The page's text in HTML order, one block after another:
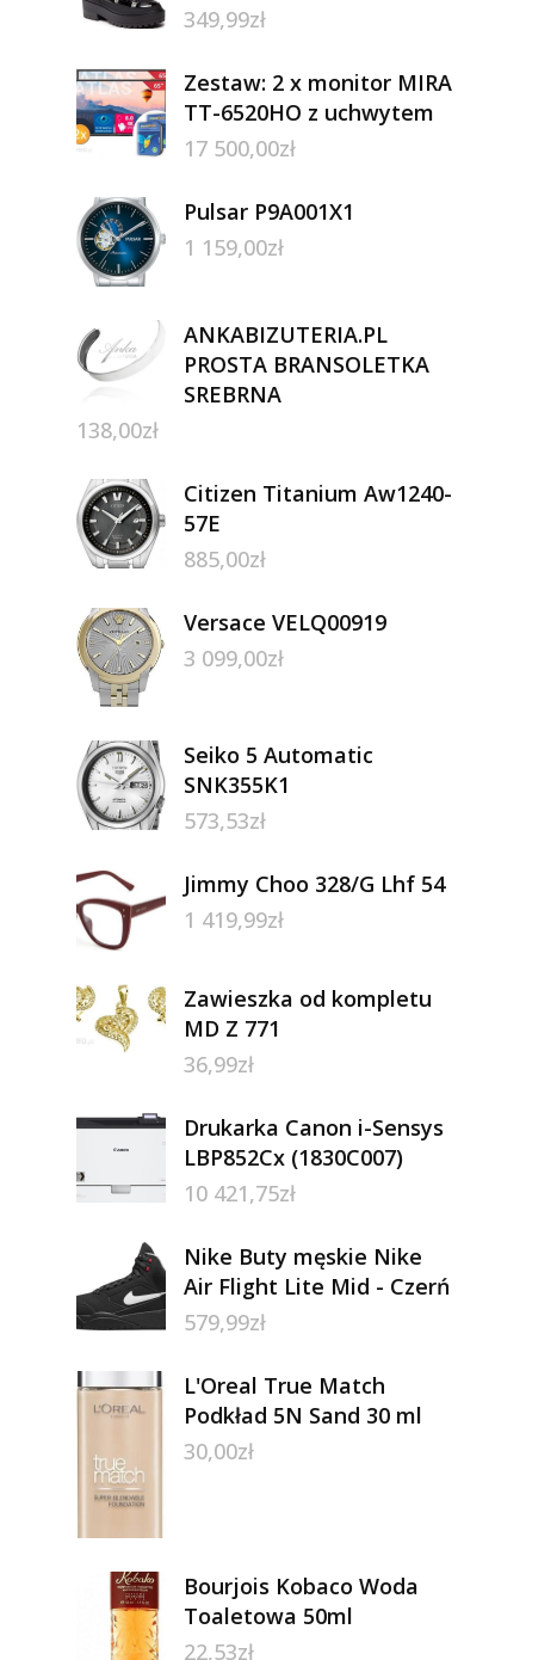
349,99zł
Zestaw: 2 x monitor MIRA
TT-6520HO z uchwytem
17 500,00zł
Pulsar P9A001X1
1 159,00zł
ANKABIZUTERIA.PL
PROSTA BRANSOLETKA
SREBRNA
138,00zł
Citizen Titanium Aw1240-
57E
885,00zł
Versace VELQ00919
3 099,00zł
Seiko 5 Automatic
SNK355K1
573,53zł
Jimmy Choo 328/G Lhf 54
1 419,99zł
Zawieszka od kompletu
MD Z 771
36,99zł
Drukarka Canon i-Sensys
LBP852Cx (1830C007)
10 421,75zł
Nike Buty męskie Nike
Air Flight Lite Mid - Czerń
579,99zł
L'Oreal True Match
Podkład 5N Sand 30 ml
30,00zł
Bourjois Kobaco Woda
Toaletowa 50ml
22,53zł